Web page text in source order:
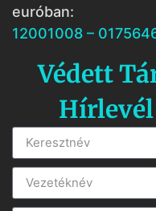
euróban:
12001008 –
Védett